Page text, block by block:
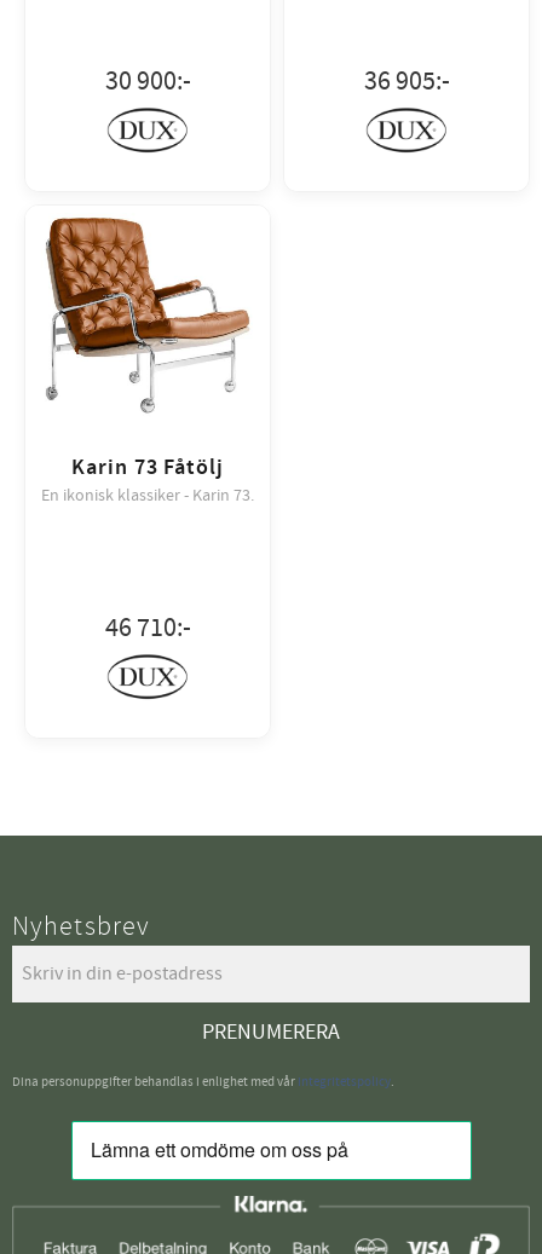
30 900:- 36 905:-
Karin 73 Fåtölj
En ikonisk klassiker - Karin 73.
46 710:-
Nyhetsbrev
PRENUMERERA
Dina personuppgifter behandlas i enlighet med vår integritetspolicy.